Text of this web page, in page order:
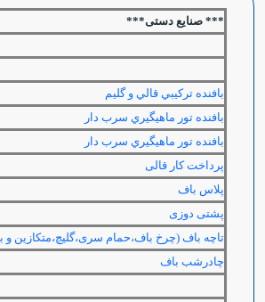
*** صنایع دستی***
بافنده تركيبي قالي و گليم
بافنده تور ماهيگيري سرب دار
بافنده تور ماهيگيري سرب دار
پرداخت کار قالی
پلاس باف
پشتی دوزی
تاچه باف (چرخ باف،حمام سری،گلیچ،متکازین و
چادرشب باف